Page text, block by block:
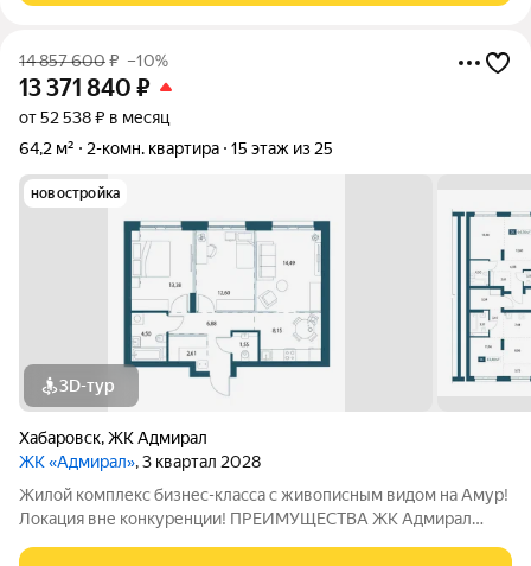
14 857 600₽ –10%
13 371 840 ₽
от 52 538 ₽ в месяц
64,2 м²
2-комн. квартира 15 этаж из 25
новостройка
3D-тур
Хабаровск,ЖК Адмирал
ЖК «Адмирал», 3 квартал 2028
Жилой комплекс бизнес-класса с живописным видом на Амур!
Локация вне конкуренции! ПРЕИМУЩЕСТВА ЖК Адмирал